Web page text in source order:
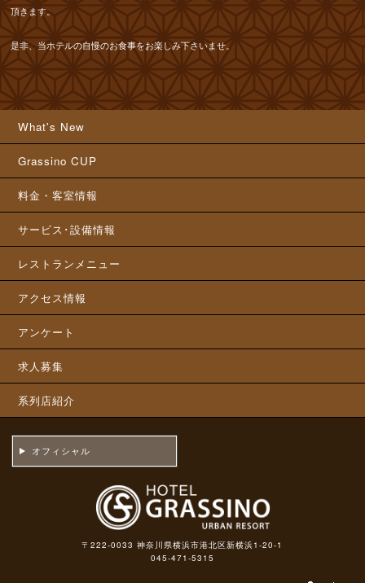
頂きます。
是非、当ホテルの自慢のお食事をお楽しみ下さいませ。
What's New
Grassino CUP
料金・客室情報
サービス･設備情報
レストランメニュー
アクセス情報
アンケート
求人募集
系列店紹介
オフィシャル
〒222-0033 神奈川県横浜市港北区新横浜1-20-1
045-471-5315